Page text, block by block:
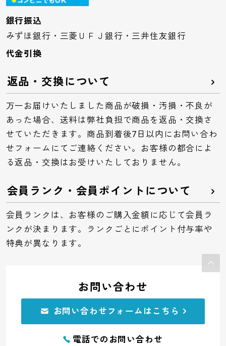
銀行振込
みずほ銀行・三菱ＵＦＪ銀行・三井住友銀行
代金引換
返品・交換について
万一お届けいたしました商品が破損・汚損・不良が
あった場合、送料は弊社負担で商品を返品・交換さ
せていただきます。商品到着後7日以内にお問い合わ
せフォームにてご連絡ください。お客様の都合によ
る返品・交換はお受けいたしておりません。
会員ランク・会員ポイントについて
会員ランクは、お客様のご購入金額に応じて会員ラ
ンクが決まります。ランクごとにポイント付与率や
特典が異なります。
お問い合わせ
お問い合わせフォームはこちら
電話でのお問い合わせ